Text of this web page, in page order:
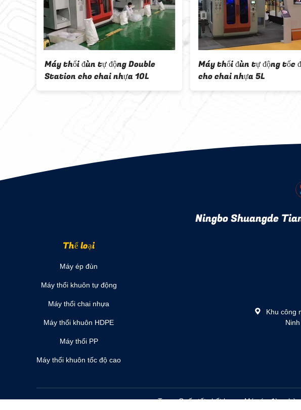
Máy thổi đùn nhựa 3 đầu Máy
thổi khuôn 2l Trạm đôi PE
Ningbo Shuangde
Thể loại
Máy ép đùn
Máy thổi khuôn tự động
Máy thổi chai nhựa
Máy thổi khuôn HDPE
Máy thổi PP
Máy thổi khuôn tốc độ cao
Khu công
Trung Quốc tốt chất lượng Máy ép đùn nhà